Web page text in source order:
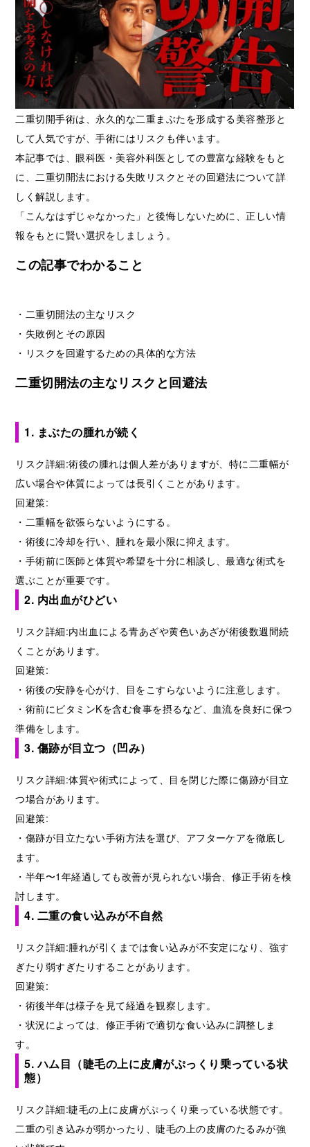
二重切開手術は、永久的な二重まぶたを形成する美容整形と
して人気ですが、手術にはリスクも伴います。
本記事では、眼科医・美容外科医としての豊富な経験をもと
に、二重切開法における失敗リスクとその回避法について詳
しく解説します。
「こんなはずじゃなかった」と後悔しないために、正しい情
報をもとに賢い選択をしましょう。
この記事でわかること
・二重切開法の主なリスク
・失敗例とその原因
・リスクを回避するための具体的な方法
二重切開法の主なリスクと回避法
1. まぶたの腫れが続く
リスク詳細:術後の腫れは個人差がありますが、特に二重幅が
広い場合や体質によっては長引くことがあります。
回避策:
・二重幅を欲張らないようにする。
・術後に冷却を行い、腫れを最小限に抑えます。
・手術前に医師と体質や希望を十分に相談し、最適な術式を
選ぶことが重要です。
2. 内出血がひどい
リスク詳細:内出血による青あざや黄色いあざが術後数週間続
くことがあります。
回避策:
・術後の安静を心がけ、目をこすらないように注意します。
・術前にビタミンKを含む食事を摂るなど、血流を良好に保つ
準備をします。
3. 傷跡が目立つ（凹み）
リスク詳細:体質や術式によって、目を閉じた際に傷跡が目立
つ場合があります。
回避策:
・傷跡が目立たない手術方法を選び、アフターケアを徹底し
ます。
・半年〜1年経過しても改善が見られない場合、修正手術を検
討します。
4. 二重の食い込みが不自然
リスク詳細:腫れが引くまでは食い込みが不安定になり、強す
ぎたり弱すぎたりすることがあります。
回避策:
・術後半年は様子を見て経過を観察します。
・状況によっては、修正手術で適切な食い込みに調整しま
す。
5. ハム目（睫毛の上に皮膚がぷっくり乗っている状
態）
リスク詳細:睫毛の上に皮膚がぷっくり乗っている状態です。
二重の引き込みが弱かったり、睫毛の上の皮膚のたるみが強